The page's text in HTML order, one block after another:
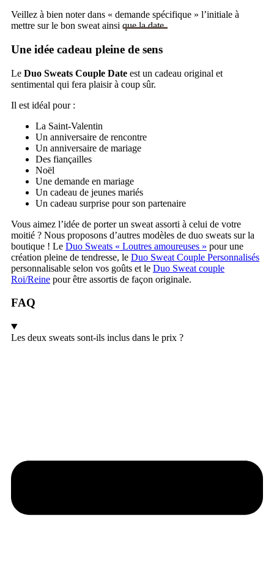
Veillez à bien noter dans « demande spécifique » l’initiale à
mettre sur le bon sweat ainsi que la date.
Une idée cadeau pleine de sens
Le Duo Sweats Couple Date est un cadeau original et
sentimental qui fera plaisir à coup sûr.
Il est idéal pour :
La Saint-Valentin
Un anniversaire de rencontre
Un anniversaire de mariage
Des fiançailles
Noël
Une demande en mariage
Un cadeau de jeunes mariés
Un cadeau surprise pour son partenaire
Vous aimez l’idée de porter un sweat assorti à celui de votre
moitié ? Nous proposons d’autres modèles de duo sweats sur la
boutique ! Le Duo Sweats « Loutres amoureuses » pour une
création pleine de tendresse, le Duo Sweat Couple Personnalisés
personnalisable selon vos goûts et le Duo Sweat couple
Roi/Reine pour être assortis de façon originale.
FAQ
Les deux sweats sont-ils inclus dans le prix ?